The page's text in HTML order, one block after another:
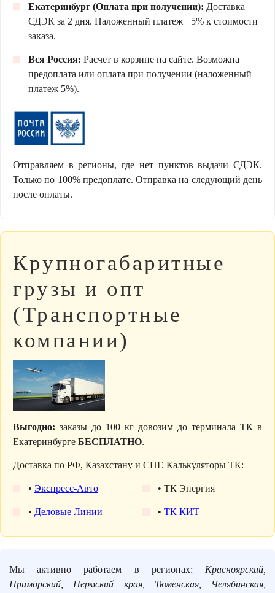
Екатеринбург (Оплата при получении): Доставка
СДЭК за 2 дня. Наложенный платеж +5% к стоимости
заказа.
Вся Россия: Расчет в корзине на сайте. Возможна
предоплата или оплата при получении (наложенный
платеж 5%).
Отправляем в регионы, где нет пунктов выдачи СДЭК.
Только по 100% предоплате. Отправка на следующий день
после оплаты.
Крупногабаритные
грузы и опт
(Транспортные
компании)
Выгодно: заказы до 100 кг довозим до терминала ТК в
Екатеринбурге БЕСПЛАТНО.
Доставка по РФ, Казахстану и СНГ. Калькуляторы ТК:
• Экспресс-Авто
• Деловые Линии
• ТК Энергия
• ТК КИТ
Мы активно работаем в регионах: Красноярский,
Приморский, Пермский края, Тюменская, Челябинская,